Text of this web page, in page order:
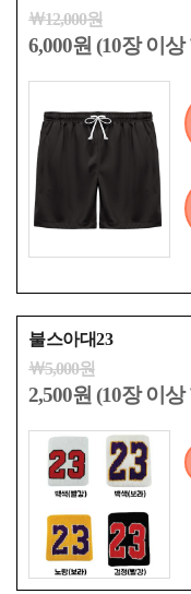
￦12,000원
6,000원 (10장 이
불스아대23
￦5,000원
2,500원 (10장 이